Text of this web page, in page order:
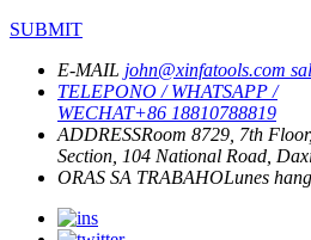
SUBMIT
E-MAIL john@xinfatools.com
TELEPONO / WHATSAPP /
WECHAT+86 18810788819
ADDRESSRoom 8729, 7th
Section, 104 National Road,
ORAS SA TRABAHOLunes